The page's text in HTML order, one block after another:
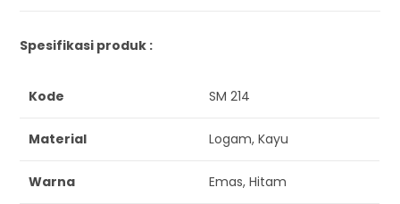
Spesifikasi produk :
Kode SM 214
Material Logam, Kayu
Warna Emas, Hitam